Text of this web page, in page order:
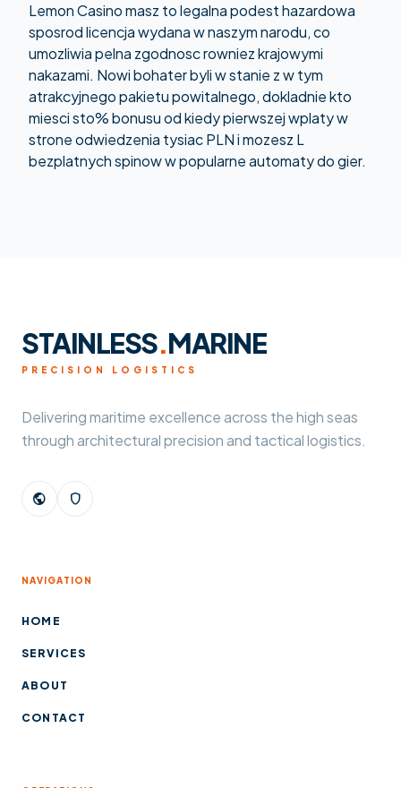
Lemon Casino masz to legalna podest hazardowa
sposrod licencja wydana w naszym narodu, co
umozliwia pelna zgodnosc rowniez krajowymi
nakazami. Nowi bohater byli w stanie z w tym
atrakcyjnego pakietu powitalnego, dokladnie kto
miesci sto% bonusu od kiedy pierwszej wplaty w
strone odwiedzenia tysiac PLN i mozesz L
bezplatnych spinow w popularne automaty do gier.
STAINLESS.MARINE
PRECISION LOGISTICS
Delivering maritime excellence across the high seas
through architectural precision and tactical logistics.
public shield
NAVIGATION
HOME
SERVICES
ABOUT
CONTACT